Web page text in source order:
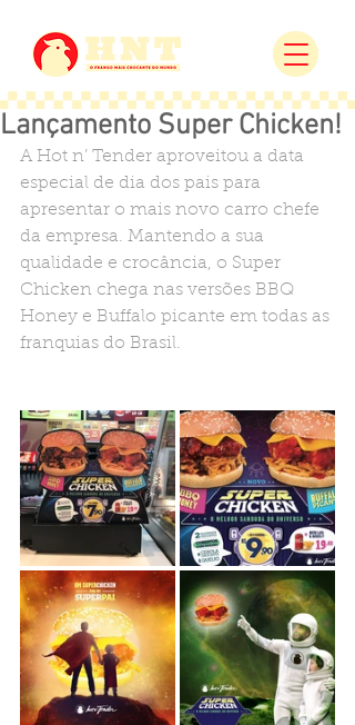
Lançamento Super Chicken!
A Hot n’ Tender aproveitou a data
especial de dia dos pais para
apresentar o mais novo carro chefe
da empresa. Mantendo a sua
qualidade e crocância, o Super
Chicken chega nas versões BBQ
Honey e Buffalo picante em todas as
franquias do Brasil.